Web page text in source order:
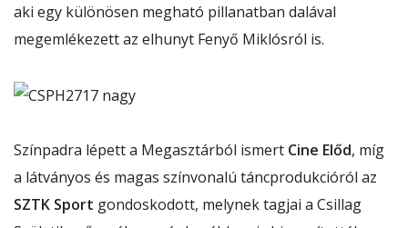
aki egy különösen megható pillanatban dalával
megemlékezett az elhunyt Fenyő Miklósról is.
Színpadra lépett a Megasztárból ismert Cine Előd, míg
a látványos és magas színvonalú táncprodukcióról az
SZTK Sport gondoskodott, melynek tagjai a Csillag